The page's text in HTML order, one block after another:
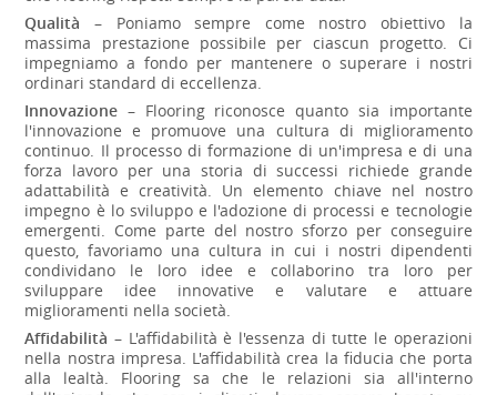
Qualità – Poniamo sempre come nostro obiettivo la
massima prestazione possibile per ciascun progetto. Ci
impegniamo a fondo per mantenere o superare i nostri
ordinari standard di eccellenza.
Innovazione – Flooring riconosce quanto sia importante
l'innovazione e promuove una cultura di miglioramento
continuo. Il processo di formazione di un'impresa e di una
forza lavoro per una storia di successi richiede grande
adattabilità e creatività. Un elemento chiave nel nostro
impegno è lo sviluppo e l'adozione di processi e tecnologie
emergenti. Come parte del nostro sforzo per conseguire
questo, favoriamo una cultura in cui i nostri dipendenti
condividano le loro idee e collaborino tra loro per
sviluppare idee innovative e valutare e attuare
miglioramenti nella società.
Affidabilità – L'affidabilità è l'essenza di tutte le operazioni
nella nostra impresa. L'affidabilità crea la fiducia che porta
alla lealtà. Flooring sa che le relazioni sia all'interno